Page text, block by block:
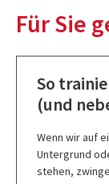
Für Sie
So
(und
Wenn wir auf
Untergrund
stehen,